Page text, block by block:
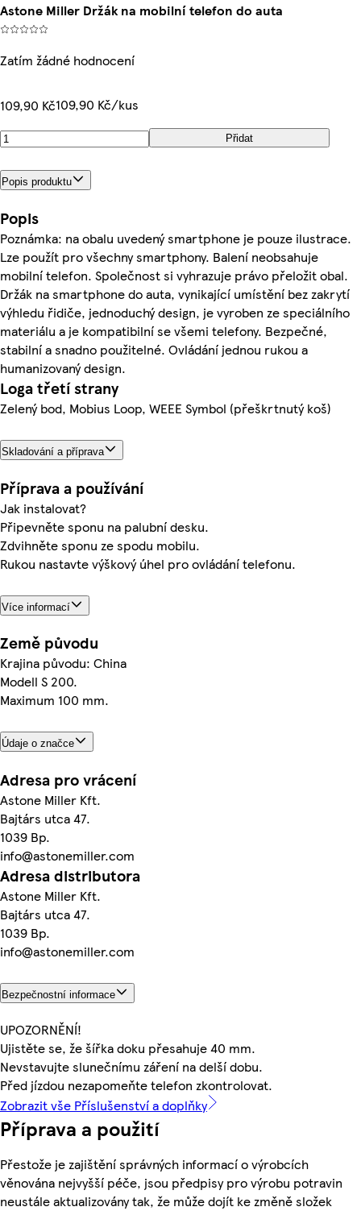
Astone Miller Držák na mobilní telefon do auta
Zatím žádné hodnocení
109,90 Kč109,90 Kč/kus
Přidat
Popis produktu
Popis
Poznámka: na obalu uvedený smartphone je pouze ilustrace.
Lze použít pro všechny smartphony. Balení neobsahuje
mobilní telefon. Společnost si vyhrazuje právo přeložit obal.
Držák na smartphone do auta, vynikající umístění bez zakrytí
výhledu řidiče, jednoduchý design, je vyroben ze speciálního
materiálu a je kompatibilní se všemi telefony. Bezpečné,
stabilní a snadno použitelné. Ovládání jednou rukou a
humanizovaný design.
Loga třetí strany
Zelený bod, Mobius Loop, WEEE Symbol (přeškrtnutý koš)
Skladování a příprava
Příprava a používání
Jak instalovat?
Připevněte sponu na palubní desku.
Zdvihněte sponu ze spodu mobilu.
Rukou nastavte výškový úhel pro ovládání telefonu.
Více informací
Země původu
Krajina původu: China
Modell S 200.
Maximum 100 mm.
Údaje o značce
Adresa pro vrácení
Astone Miller Kft.
Bajtárs utca 47.
1039 Bp.
info@astonemiller.com
Adresa distributora
Astone Miller Kft.
Bajtárs utca 47.
1039 Bp.
info@astonemiller.com
Bezpečnostní informace
UPOZORNĚNÍ!
Ujistěte se, že šířka doku přesahuje 40 mm.
Nevstavujte slunečnímu záření na delší dobu.
Před jízdou nezapomeňte telefon zkontrolovat.
Zobrazit vše Příslušenství a doplňky
Příprava a použití
Přestože je zajištění správných informací o výrobcích
věnována nejvyšší péče, jsou předpisy pro výrobu potravin
neustále aktualizovány tak, že může dojít ke změně složek